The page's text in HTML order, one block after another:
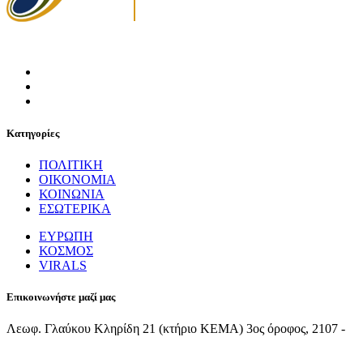
Κατηγορίες
ΠΟΛΙΤΙΚΗ
ΟΙΚΟΝΟΜΙΑ
ΚΟΙΝΩΝΙΑ
ΕΣΩΤΕΡΙΚΑ
ΕΥΡΩΠΗ
ΚΟΣΜΟΣ
VIRALS
Επικοινωνήστε μαζί μας
Λεωφ. Γλαύκου Κληρίδη 21 (κτήριο ΚΕΜΑ) 3ος όροφος, 2107 -